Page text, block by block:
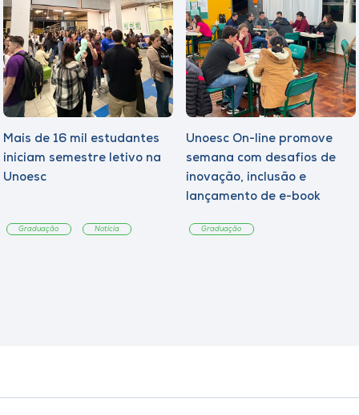
Mais de 16 mil estudantes
iniciam semestre letivo na
Unoesc
Graduação Notícia
Unoesc On-line promove
semana com desafios de
inovação, inclusão e
lançamento de e-book
Graduação